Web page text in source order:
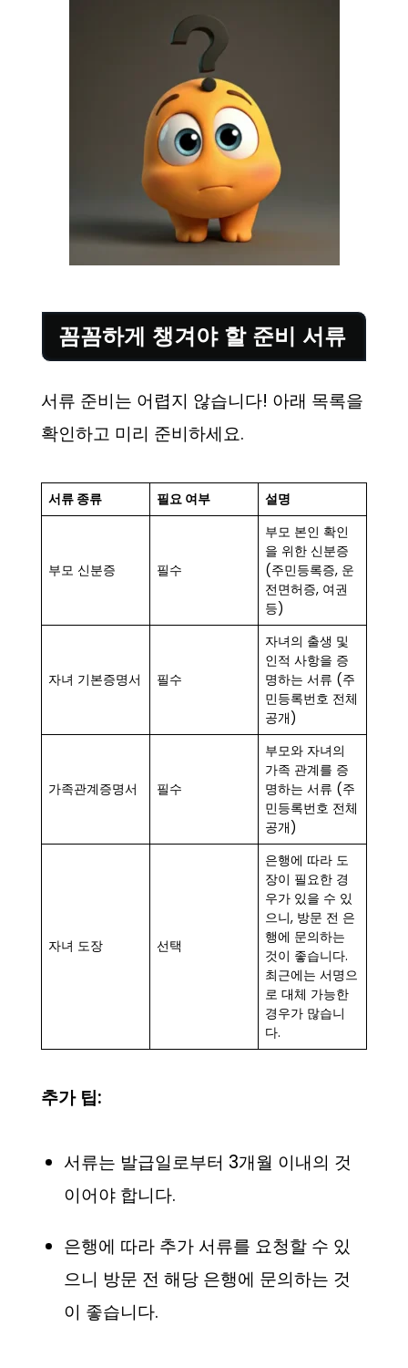
꼼꼼하게 챙겨야 할 준비 서류
서류 준비는 어렵지 않습니다! 아래 목록을
확인하고 미리 준비하세요.
서류 종류 필요 여부 설명
부모 신분증 필수
부모 본인 확인
을 위한 신분증
(주민등록증, 운
전면허증, 여권
등)
자녀 기본증명서 필수
자녀의 출생 및
인적 사항을 증
명하는 서류 (주
민등록번호 전체
공개)
가족관계증명서 필수
부모와 자녀의
가족 관계를 증
명하는 서류 (주
민등록번호 전체
공개)
자녀 도장 선택
은행에 따라 도
장이 필요한 경
우가 있을 수 있
으니, 방문 전 은
행에 문의하는
것이 좋습니다.
최근에는 서명으
로 대체 가능한
경우가 많습니
다.
추가 팁:
서류는 발급일로부터 3개월 이내의 것
이어야 합니다.
은행에 따라 추가 서류를 요청할 수 있
으니 방문 전 해당 은행에 문의하는 것
이 좋습니다.